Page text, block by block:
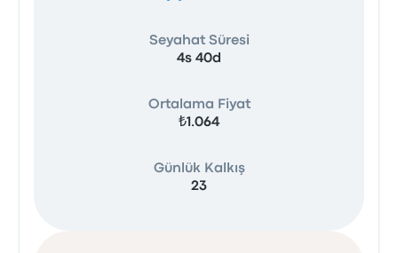
Seyahat Süresi
4s 40d
Ortalama Fiyat
₺1.064
Günlük Kalkış
23